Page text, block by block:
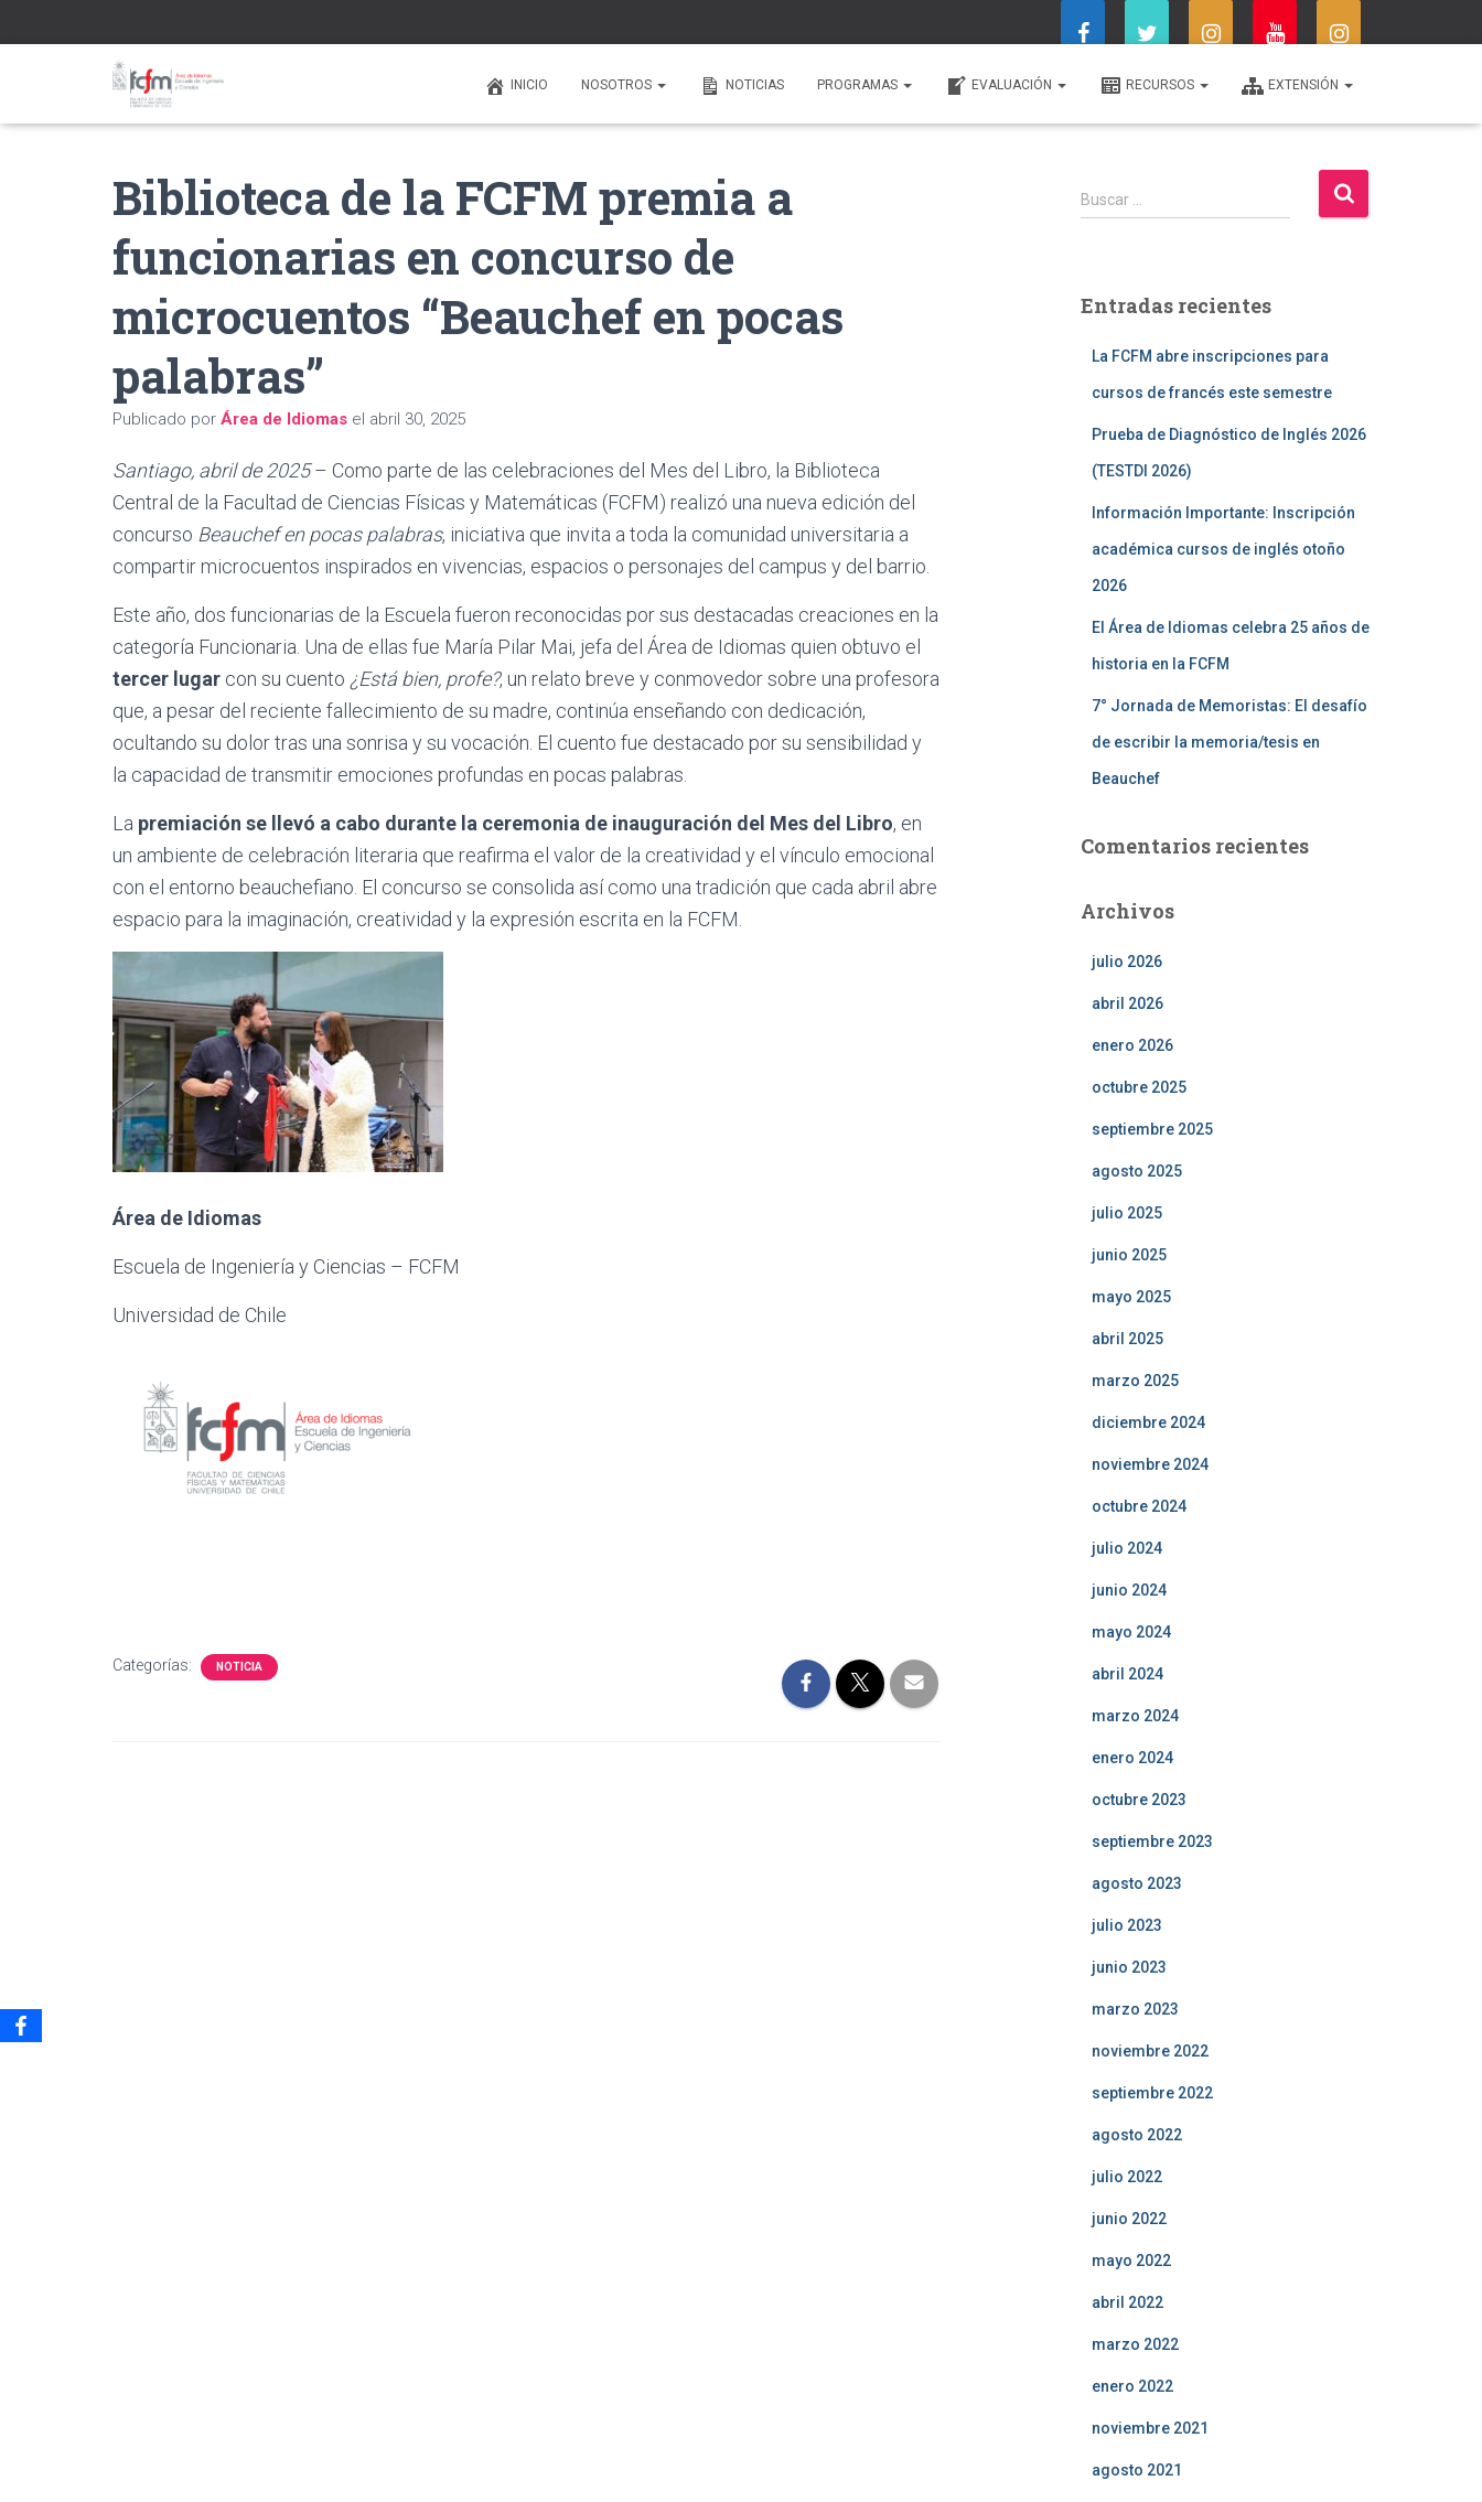
INICIO NOSOTROS NOTICIAS PROGRAMAS EVALUACIÓN RECURSOS EXTENSIÓN
Biblioteca de la FCFM premia a
funcionarias en concurso de
microcuentos “Beauchef en pocas
palabras”
Publicado por Área de Idiomas el abril 30, 2025
Santiago, abril de 2025– Como parte de las celebraciones del Mes del Libro, la Biblioteca
Central de la Facultad de Ciencias Físicas y Matemáticas (FCFM) realizó una nueva edición del
concurso Beauchef en pocas palabras, iniciativa que invita a toda la comunidad universitaria a
compartir microcuentos inspirados en vivencias, espacios o personajes del campus y del barrio.
Este año, dos funcionarias de la Escuela fueron reconocidas por sus destacadas creaciones en la
categoría Funcionaria. Una de ellas fue María Pilar Mai, jefa del Área de Idiomas quien obtuvo el
tercer lugar con su cuento ¿Está bien, profe?, un relato breve y conmovedor sobre una profesora
que, a pesar del reciente fallecimiento de su madre, continúa enseñando con dedicación,
ocultando su dolor tras una sonrisa y su vocación. El cuento fue destacado por su sensibilidad y
la capacidad de transmitir emociones profundas en pocas palabras.
La premiación se llevó a cabo durante la ceremonia de inauguración del Mes del Libro, en
un ambiente de celebración literaria que reafirma el valor de la creatividad y el vínculo emocional
con el entorno beauchefiano. El concurso se consolida así como una tradición que cada abril abre
espacio para la imaginación, creatividad y la expresión escrita en la FCFM.
Área de Idiomas
Escuela de Ingeniería y Ciencias – FCFM
Universidad de Chile
Categorías: NOTICIA
B
u
r
Buscar …
Entradas recientes
La FCFM abre inscripciones para
cursos de francés este semestre
Prueba de Diagnóstico de Inglés 2026
(TESTDI 2026)
Información Importante: Inscripción
académica cursos de inglés otoño
2026
El Área de Idiomas celebra 25 años de
historia en la FCFM
7° Jornada de Memoristas: El desafío
de escribir la memoria/tesis en
Beauchef
Comentarios recientes
Archivos
julio 2026
abril 2026
enero 2026
octubre 2025
septiembre 2025
agosto 2025
julio 2025
junio 2025
mayo 2025
abril 2025
marzo 2025
diciembre 2024
noviembre 2024
octubre 2024
julio 2024
junio 2024
mayo 2024
abril 2024
marzo 2024
enero 2024
octubre 2023
septiembre 2023
agosto 2023
julio 2023
junio 2023
marzo 2023
noviembre 2022
septiembre 2022
agosto 2022
julio 2022
junio 2022
mayo 2022
abril 2022
marzo 2022
enero 2022
noviembre 2021
agosto 2021